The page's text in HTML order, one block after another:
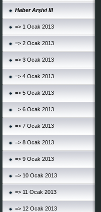
Haber Arşivi III
=> 1 Ocak 2013
=> 2 Ocak 2013
=> 3 Ocak 2013
=> 4 Ocak 2013
=> 5 Ocak 2013
=> 6 Ocak 2013
=> 7 Ocak 2013
=> 8 Ocak 2013
=> 9 Ocak 2013
=> 10 Ocak 2013
=> 11 Ocak 2013
=> 12 Ocak 2013